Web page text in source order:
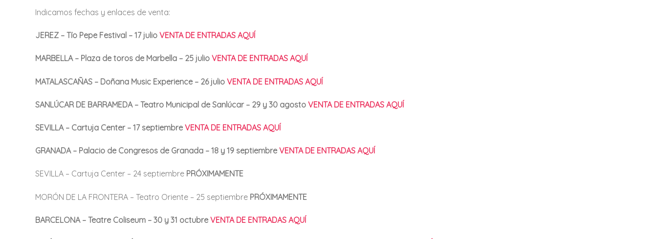
Indicamos fechas y enlaces de venta:
JEREZ – Tío Pepe Festival – 17 julio VENTA DE ENTRADAS AQUÍ
MARBELLA – Plaza de toros de Marbella – 25 julio VENTA DE ENTRADAS AQUÍ
MATALASCAÑAS – Doñana Music Experience – 26 julio VENTA DE ENTRADAS AQUÍ
SANLÚCAR DE BARRAMEDA – Teatro Municipal de Sanlúcar – 29 y 30 agosto VENTA DE ENTRADAS AQUÍ
SEVILLA – Cartuja Center – 17 septiembre VENTA DE ENTRADAS AQUÍ
GRANADA – Palacio de Congresos de Granada – 18 y 19 septiembre VENTA DE ENTRADAS AQUÍ
SEVILLA – Cartuja Center – 24 septiembre PRÓXIMAMENTE
MORÓN DE LA FRONTERA – Teatro Oriente – 25 septiembre PRÓXIMAMENTE
BARCELONA – Teatre Coliseum – 30 y 31 octubre VENTA DE ENTRADAS AQUÍ